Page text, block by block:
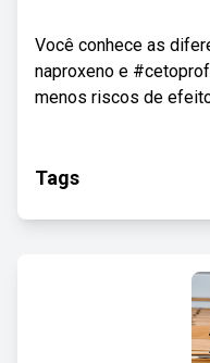
Você conhece as
naproxeno e
menos riscos de
Tags